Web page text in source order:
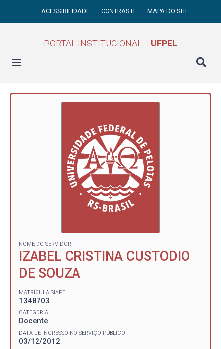
ACESSIBILIDADE CONTRASTE MAPA DO SITE
PORTAL INSTITUCIONAL UFPEL
NOME DO SERVIDOR
IZABEL CRISTINA CUSTODIO
DE SOUZA
MATRÍCULA SIAPE
1348703
CATEGORIA
Docente
DATA DE INGRESSO NO SERVIÇO PÚBLICO
03/12/2012